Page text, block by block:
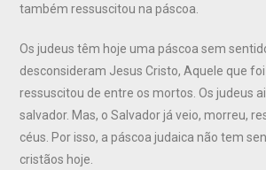
também ressuscitou na páscoa.
Os judeus têm hoje uma páscoa sem
desconsideram Jesus Cristo, Aquele que
ressuscitou de entre os mortos. Os judeus
salvador. Mas, o Salvador já veio, morreu,
céus. Por isso, a páscoa judaica não tem
cristãos hoje.